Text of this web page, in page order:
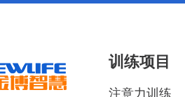
训练项目
注意力训练